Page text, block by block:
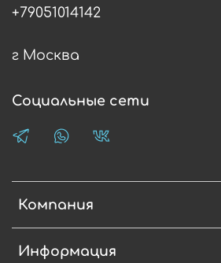
Компания
Информация
+79051014142
г Москва
Социальные сети